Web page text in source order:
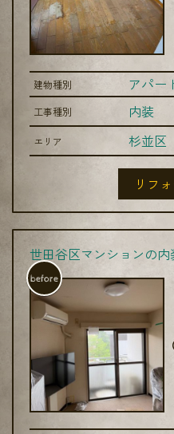
建物種別 アパー
工事種別 内装
エリア 杉並区
リフ
世田谷区マンションの内
before